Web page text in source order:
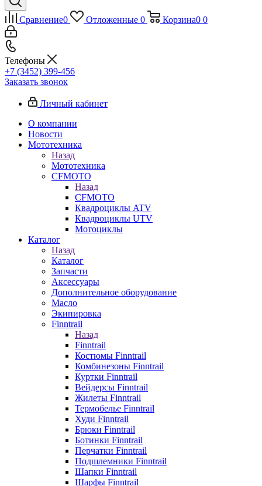
Сравнение0 Отложенные 0 Корзина0 0
Телефоны
+7 (3452) 399-456
Заказать звонок
Личный кабинет
О компании
Новости
Мототехника
Назад
Мототехника
CFMOTO
Назад
CFMOTO
Квадроциклы ATV
Квадроциклы UTV
Мотоциклы
Каталог
Назад
Каталог
Запчасти
Аксессуары
Дополнительное оборудование
Масло
Экипировка
Finntrail
Назад
Finntrail
Костюмы Finntrail
Комбинезоны Finntrail
Куртки Finntrail
Вейдерсы Finntrail
Жилеты Finntrail
Термобелье Finntrail
Худи Finntrail
Брюки Finntrail
Ботинки Finntrail
Перчатки Finntrail
Подшлемники Finntrail
Шапки Finntrail
Шарфы Finntrail